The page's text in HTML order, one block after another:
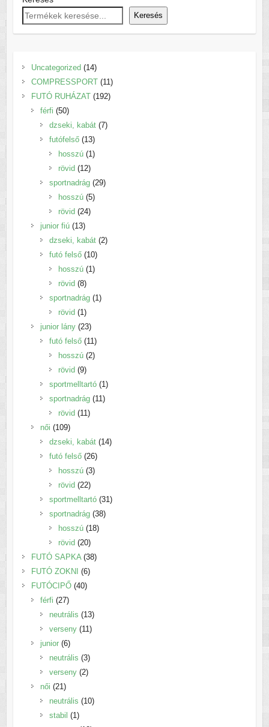
ki
Keresés
Uncategorized 1414
termék
COMPRESSPORT 11 11
termék
FUTÓ RUHÁZAT 192192
férfi 5050
termék
dzseki, kabát 77
futófelső 1313
termék
hosszú 1 1
rövid 1212
termék
sportnadrág 2929
hosszú 55
rövid 2424
junior fiú 1313
termék
dzseki, kabát 22
futó felső 1010
termék
hosszú 1 1
rövid 88
termék
sportnadrág 1 1
rövid 1 1
termék
junior lány 2323
termék
futó felső 11 11
termék
hosszú 22
rövid 99
termék
sportmelltartó 1 1
termék
sportnadrág 11 11
rövid 11 11
női 109109
termék
dzseki, kabát 1414
futó felső 2626
termék
hosszú 33
rövid 2222
termék
sportmelltartó 31 31
sportnadrág 3838
hosszú 1818
rövid 2020
termék
FUTÓ SAPKA 3838
FUTÓ ZOKNI 66
termék
FUTÓCIPŐ 4040
férfi 2727
termék
neutrális 1313
termék
verseny 11 11
junior 66
termék
neutrális 33
termék
verseny 22
női 21 21
termék
neutrális 1010
stabil 1 1